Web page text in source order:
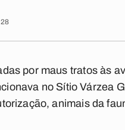
por maus tratos às
no Sítio Várzea
animais da